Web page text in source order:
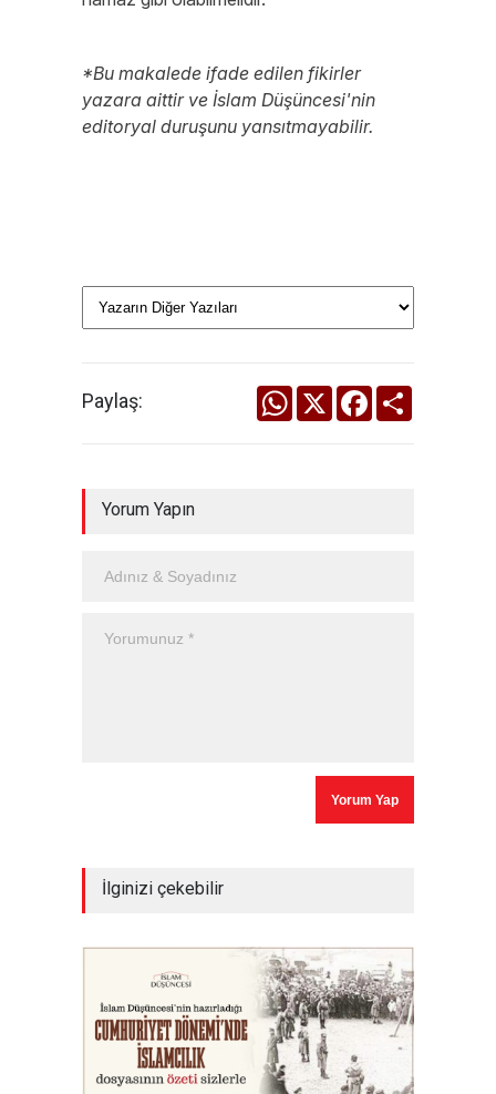
*Bu makalede ifade edilen fikirler
yazara aittir ve İslam Düşüncesi'nin
editoryal duruşunu yansıtmayabilir.
Paylaş: WhatsApp
X Facebook
Yorum Yapın
İlginizi çekebilir